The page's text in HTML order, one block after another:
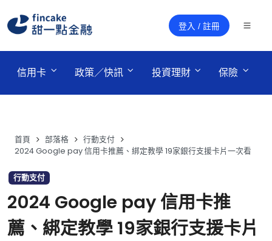
登入 / 註冊
信用卡 政策／快訊 投資理財 保險
首頁 部落格
行動支付
2024 Google pay 信用卡推薦、綁定教學 19家銀行支援卡片一次看
行動支付
2024 Google pay 信用卡推
薦、綁定教學 19家銀行支援卡片